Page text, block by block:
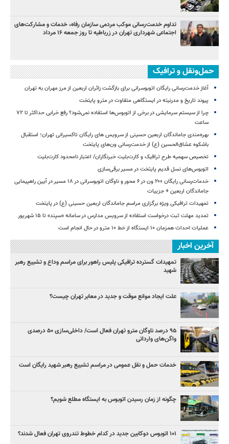
تداوم خدمت‌رسانی موکب مردمی سازمان رفاه، خدمات و مشارکت‌های
اجتماعی شهرداری تهران در زرباطیه تا روز جمعه ۱۶ مرداد
حمل‌ونقل و ترافیک
آغاز خدمت‌رسانی رایگان اتوبوسرانی برای بازگشت زائران اربعین از مرز مهران به تهران
پیوند تاریخ و مدرنیته در ایستگاهی متفاوت در مترو پایتخت
چرا از سیستم سرمایشی در برخی از اتوبوس‌ها استفاده نمی‌شود؟ رفع خرابی حداکثر تا ۷۲
ساعت
بهره‌مندی جاماندگان اربعین حسینی از سرویس‌ های رایگان تاکسیرانی تهران؛ استقبال
باشکوه عشاق‌الحسین (ع) از خدمت‌رسانی ون‌های پایتخت
تخصیص سهمیه طرح ترافیک و کارت‌بلیت خبرنگاران/ اعتبار نامحدود کارت‌بلیت
اتوبوس‌های نسل قدیم پایتخت در مسیر برقی‌سازی
خدمات‌رسانی رایگان ۲۰۰ ون در ۶ محور و ناوگان اتوبوسرانی در ۱۸ مسیر در آیین راهپیمایی
جاماندگان اربعین + جزییات
تمهیدات ترافیکی ویژه برگزاری مراسم جاماندگان اربعین حسینی (ع) در پایتخت
تمدید مهلت ثبت درخواست استفاده از سرویس مدارس در سامانه «سپند» تا ۱۵ شهریور
عملیات احداث همزمان ۱۰ ایستگاه از خط ۱۰ مترو در حال انجام است
آخرین اخبار
تمهیدات گسترده ترافیکی پلیس راهور برای مراسم وداع و تشییع رهبر
شهید
علت ایجاد موانع موقت و جدید در معابر تهران چیست؟
۹۵ درصد ناوگان مترو تهران فعال است/ داخلی‌سازی ۵۰ درصدی
واگن‌های وارداتی
خدمات حمل و نقل عمومی در مراسم تشییع رهبر شهید رایگان است
چگونه از زمان رسیدن اتوبوس به ایستگاه مطلع شویم؟
۱۰۱ اتوبوس دوکابین جدید در کدام خطوط تندروی تهران فعال شدند؟